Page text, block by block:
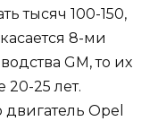
тысяч 100-150,
8-ми
GM, то их
20-25 лет.
Opel